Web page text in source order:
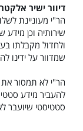
דיוור ישיר
הר"י מעוניינת
שירותיה וכן
ולחדול מקבלתו
שמדוור על ידינו
הר"י לא תמסור
להעביר מידע
סטטיסטי שיועבר